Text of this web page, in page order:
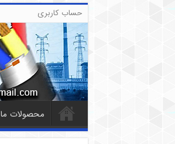
حساب کاربری
محصولات ما